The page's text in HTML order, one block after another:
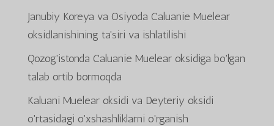
Janubiy Koreya va Osiyoda Caluanie Muelear
oksidlanishining ta'siri va ishlatilishi
Qozog'istonda Caluanie Muelear oksidiga bo'lgan
talab ortib bormoqda
Kaluani Muelear oksidi va Deyteriy oksidi
o'rtasidagi o'xshashliklarni o'rganish